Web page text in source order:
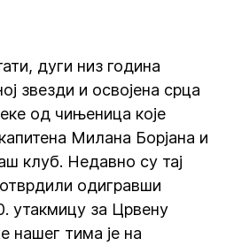
дуги низ година
звезди и освојена срца
од чињеница које
Милана Борјана и
клуб. Недавно су тај
одигравши
утакмицу за Црвену
нашег тима је на